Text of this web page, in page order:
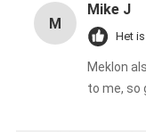
M
Mike J
Het
Meklon
to me, so